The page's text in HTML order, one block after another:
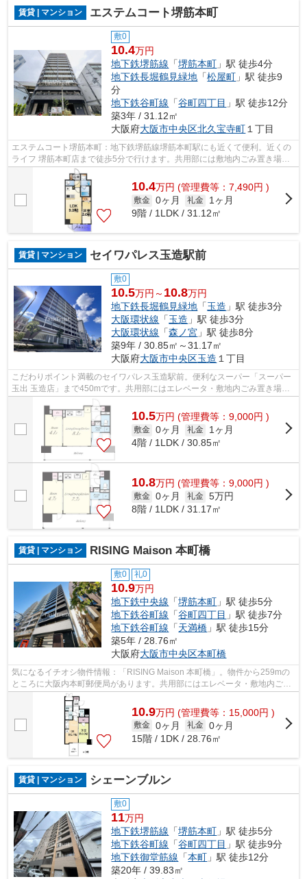
賃貸 | マンション エステムコート堺筋本町
敷0
10.4万円
地下鉄堺筋線 「堺筋本町 」駅 徒歩4分
地下鉄長堀鶴見緑地 「松屋町 」駅 徒歩9
分
地下鉄谷町線 「谷町四丁目 」駅 徒歩12分
築3年 / 31.12㎡
大阪府大阪市中央区北久宝寺町 １丁目
エステムコート堺筋本町：地下鉄堺筋線堺筋本町駅にも近くて便利。近くの
ライフ 堺筋本町店まで徒歩5分で行けます。共用部には敷地内ごみ置き場・
エレベータなどが備わっておりとても...
10.4万円 (管理費等：7,490円 )
敷金 0ヶ月 礼金
1ヶ月
9階 / 1LDK / 31.12㎡
賃貸 | マンション セイワパレス玉造駅前
敷0
10.5万円～ 10.8万円
地下鉄長堀鶴見緑地 「玉造 」駅 徒歩3分
大阪環状線 「玉造 」駅 徒歩3分
大阪環状線 「森ノ宮 」駅 徒歩8分
築9年 / 30.85㎡～31.17㎡
大阪府大阪市中央区玉造 １丁目
こだわりポイント満載のセイワパレス玉造駅前。便利なスーパー「スーパー
玉出 玉造店」まで450mです。共用部にはエレベータ・敷地内ごみ置き場な
どが揃っております。クレジットカード...
10.5万円 (管理費等：9,000円 )
敷金 0ヶ月 礼金
1ヶ月
4階 / 1LDK / 30.85㎡
10.8万円 (管理費等：9,000円 )
敷金 0ヶ月 礼金 5万円
8階 / 1LDK / 31.17㎡
賃貸 | マンション RISING Maison 本町橋
敷0 礼0
10.9万円
地下鉄中央線 「堺筋本町 」駅 徒歩5分
地下鉄谷町線 「谷町四丁目 」駅 徒歩7分
地下鉄谷町線 「天満橋 」駅 徒歩15分
築5年 / 28.76㎡
大阪府大阪市中央区本町橋
気になるイチオシ物件情報：「RISING Maison 本町橋」。物件から259mの
ところに大阪内本町郵便局があります。共用部にはエレベータ・敷地内ごみ
置き場などが揃っております。こちらの...
10.9万円 (管理費等：15,000円 )
敷金 0ヶ月 礼金 0ヶ月
15階 / 1DK / 28.76㎡
賃貸 | マンション シェーンブルン
敷0
11万円
地下鉄堺筋線 「堺筋本町 」駅 徒歩5分
地下鉄谷町線 「谷町四丁目 」駅 徒歩9分
地下鉄御堂筋線 「本町 」駅 徒歩12分
築20年 / 39.83㎡